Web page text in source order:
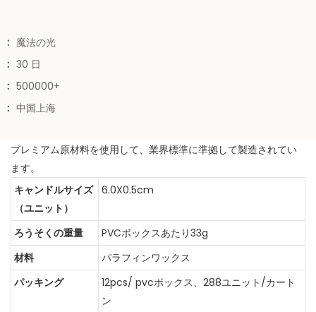
: 魔法の光
: 30 日
: 500000+
: 中国上海
プレミアム原材料を使用して、業界標準に準拠して製造されてい
ます。
キャンドルサイズ
（ユニット）
6.0X0.5cm
ろうそくの重量
PVCボックスあたり33g
材料
パラフィンワックス
パッキング
12pcs/ pvcボックス、288ユニット/カート
ン